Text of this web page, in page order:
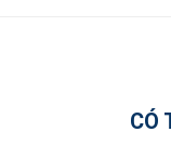
CÓ